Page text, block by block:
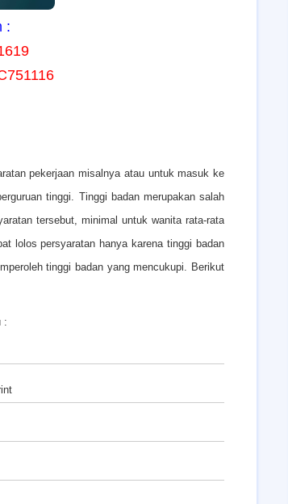
:
pekerjaan misalnya atau untuk masuk ke
tinggi. Tinggi badan merupakan salah
tersebut, minimal untuk wanita rata-rata
lolos persyaratan hanya karena tinggi badan
tinggi badan yang mencukupi. Berikut
: